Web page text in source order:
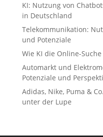
KI: Nutzung von
in Deutschland
Telekommunikation:
und Potenziale
Wie KI die Online-
Automarkt und
Potenziale und
Adidas, Nike, Puma &
unter der Lupe